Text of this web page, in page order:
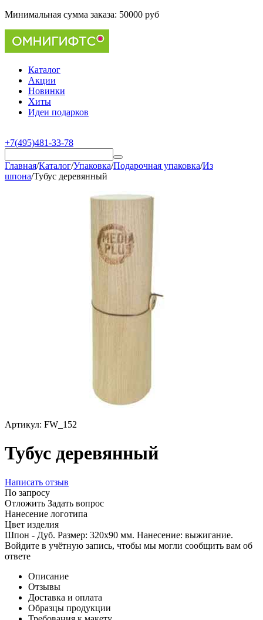
Минимальная сумма заказа: 50000 руб
Каталог
Акции
Новинки
Хиты
Идеи подарков
+7(495)481-33-78
Главная/Каталог/Упаковка/Подарочная упаковка/Из
шпона/Тубус деревянный
Артикул: FW_152
Тубус деревянный
Написать отзыв
По запросу
Отложить Задать вопрос
Нанесение логотипа
Цвет изделия
Шпон - Дуб. Размер: 320х90 мм. Нанесение: выжигание.
Войдите в учётную запись, чтобы мы могли сообщить вам об
ответе
Описание
Отзывы
Доставка и оплата
Образцы продукции